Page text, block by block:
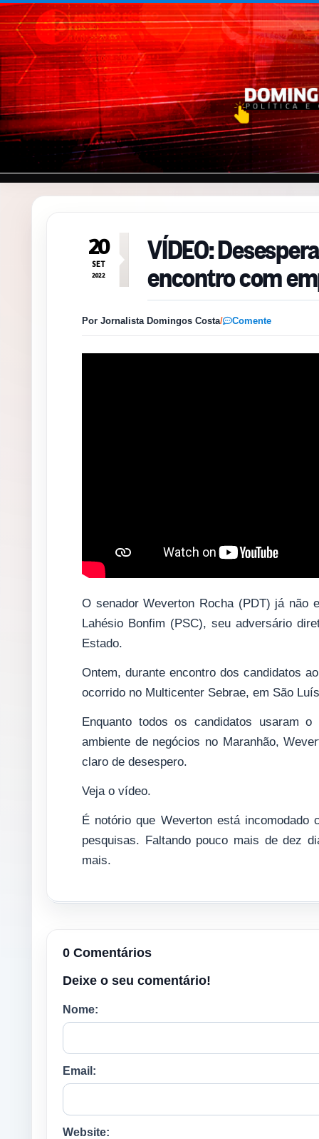
Pular para o conteúdo
20
SET
2022
VÍDEO:
encontro com
Por Jornalista Domingos Costa/ Comente
O senador Weverton Rocha (PDT) já não
Lahésio Bonfim (PSC), seu adversário
Estado.
Ontem, durante encontro dos candidatos
ocorrido no Multicenter Sebrae, em São
Enquanto todos os candidatos usaram
ambiente de negócios no Maranhão,
claro de desespero.
Veja o vídeo.
É notório que Weverton está
pesquisas. Faltando pouco mais de dez
mais.
0 Comentários
Deixe o seu comentário!
Nome:
Email:
Website: